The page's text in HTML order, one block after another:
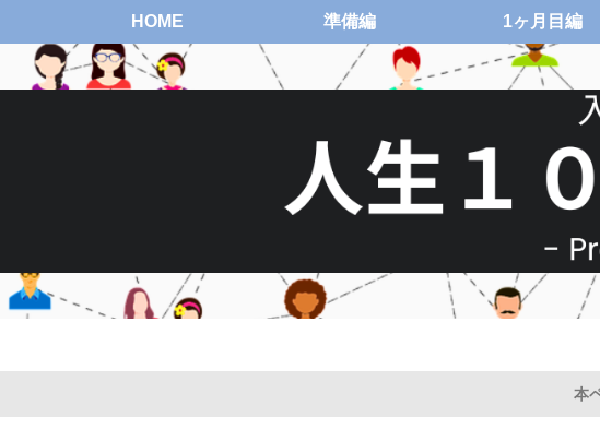
HOME 準備編 1ヶ月目編
本